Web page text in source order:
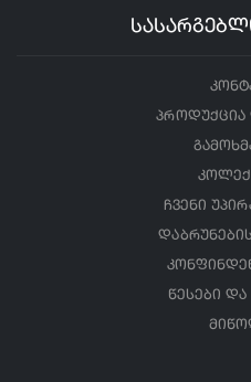
პროდუქცია
ჩვენი
წესები